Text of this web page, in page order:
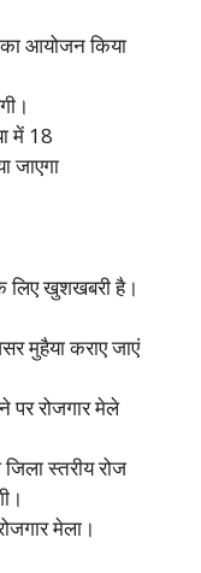
आयोजन किया
में 18
जाएगा
लिए खुशखबरी है।
मुहैया कराए जाएं
पर रोजगार मेले
स्तरीय रोज
मेला।